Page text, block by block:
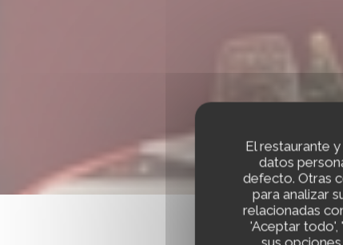
El restaurante
datos
defecto. Otras
para analizar
relacionadas
'Aceptar todo',